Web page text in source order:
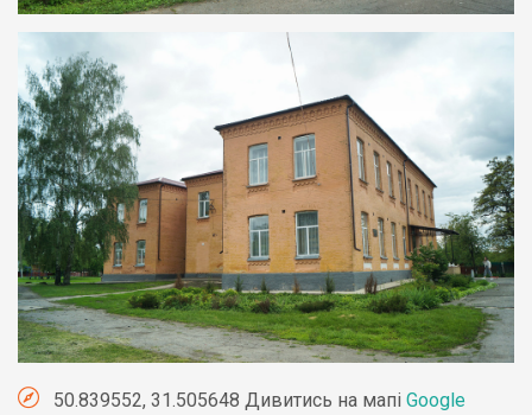
50.839552, 31.505648 Дивитись на мапі Google